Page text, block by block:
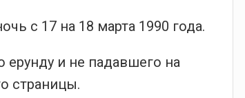
с 17 на 18 марта 1990 года.
ерунду и не падавшего на
страницы.